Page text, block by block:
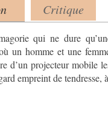
Critique
qui ne dure
se perdent et se retrouvent. Un texte fort qui
d’un projecteur mobile
Un regard empreint de